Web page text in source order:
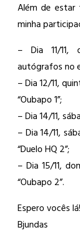
Além de estar
minha
– Dia 11/11,
autógrafos no
– Dia 12/11,
“Oubapo 1”;
– Dia 14/11,
– Dia 14/11,
“Duelo HQ 2”;
– Dia 15/11,
“Oubapo 2”.
Espero vocês lá!
Bjundas